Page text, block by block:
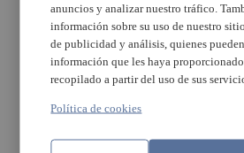
Torrent y los vecinos de
la colonia Monte
Hermoso trabajan codo
con codo
anuncios y analizar nuestro tráfico.
información sobre su uso de nuestro
de publicidad y análisis, quienes
información que les haya
recopilado a partir del uso de sus
Política de cookies